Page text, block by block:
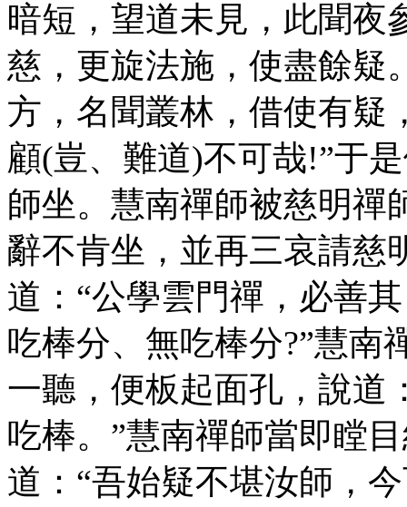
暗短，望道未見，此聞夜
慈，更旋法施，使盡餘疑
方，名聞叢林，借使有疑
顧(豈、難道)不可哉!”于
師坐。慧南禪師被慈明禪
辭不肯坐，並再三哀請慈
道：“公學雲門禪，必善
吃棒分、無吃棒分?”慧南
一聽，便板起面孔，說道
吃棒。”慧南禪師當即瞠
道：“吾始疑不堪汝師，